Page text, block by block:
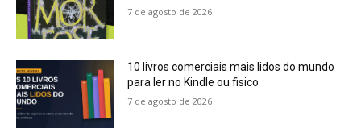
7 de agosto de 2026
10 livros comerciais mais lidos do mundo
para ler no Kindle ou fisico
7 de agosto de 2026